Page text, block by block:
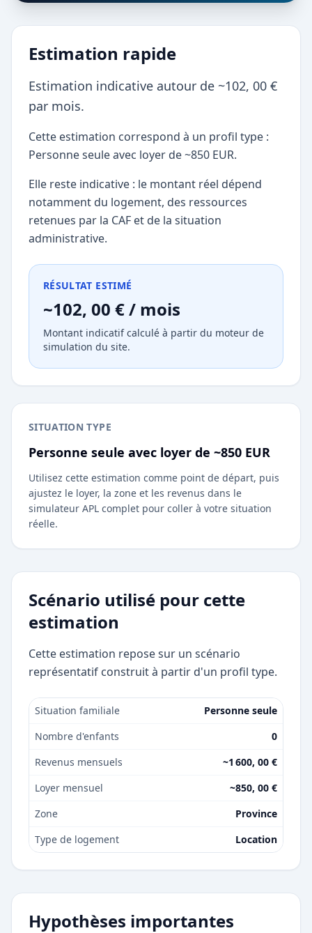
Estimation rapide
Estimation indicative autour de ~102, 00 €
par mois.
Cette estimation correspond à un profil type :
Personne seule avec loyer de ~850 EUR.
Elle reste indicative : le montant réel dépend
notamment du logement, des ressources
retenues par la CAF et de la situation
administrative.
RÉSULTAT ESTIMÉ
~102, 00 € / mois
Montant indicatif calculé à partir du moteur de
simulation du site.
SITUATION TYPE
Personne seule avec loyer de ~850 EUR
Utilisez cette estimation comme point de départ, puis
ajustez le loyer, la zone et les revenus dans le
simulateur APL complet pour coller à votre situation
réelle.
Scénario utilisé pour cette
estimation
Cette estimation repose sur un scénario
représentatif construit à partir d'un profil type.
Situation familiale
Personne seule
Nombre d'enfants
0
Revenus mensuels
~1 600, 00 €
Loyer mensuel
~850, 00 €
Zone
Province
Type de logement
Location
Hypothèses importantes